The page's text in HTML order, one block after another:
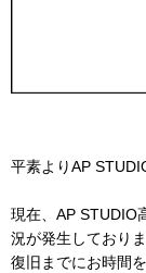
平素よりAP
現在、AP STUDIO
況が発生しておりま
復旧までにお時間